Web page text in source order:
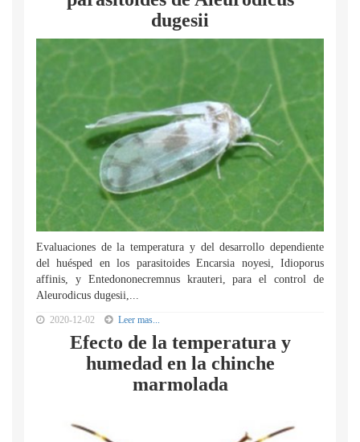
dugesii
Evaluaciones de la temperatura y del desarrollo dependiente
del huésped en los parasitoides Encarsia noyesi, Idioporus
affinis, y Entedononecremnus krauteri, para el control de
Aleurodicus dugesii,...
2020-12-02 Leer mas...
Efecto de la temperatura y
humedad en la chinche
marmolada